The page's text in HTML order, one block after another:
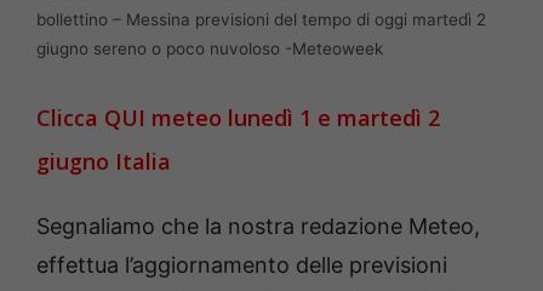
bollettino – Messina previsioni del tempo di oggi martedì 2
giugno sereno o poco nuvoloso -Meteoweek
Clicca QUI meteo lunedì 1 e martedì 2
giugno Italia
Segnaliamo che la nostra redazione Meteo,
effettua l’aggiornamento delle previsioni